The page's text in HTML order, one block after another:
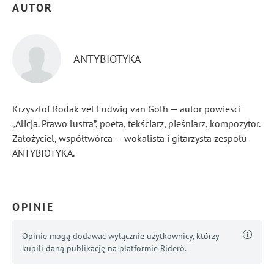
AUTOR
ANTYBIOTYKA
Krzysztof Rodak vel Ludwig van Goth — autor powieści
„Alicja. Prawo lustra”, poeta, tekściarz, pieśniarz, kompozytor.
Założyciel, współtwórca — wokalista i gitarzysta zespołu
ANTYBIOTYKA.
OPINIE
Opinie mogą dodawać wyłącznie użytkownicy, którzy
kupili daną publikację na platformie Riderò.